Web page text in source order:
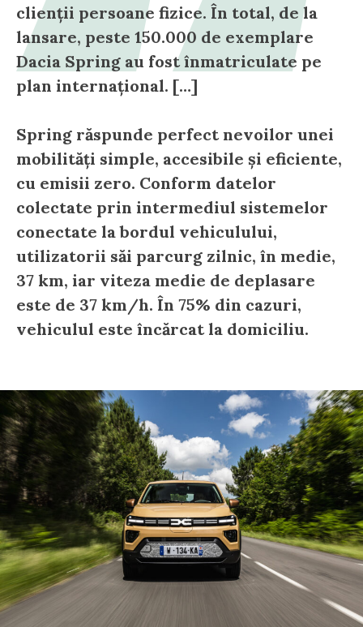
clienții persoane fizice. În total, de la
lansare, peste 150.000 de exemplare
Dacia Spring au fost înmatriculate pe
plan internațional. […]
Spring răspunde perfect nevoilor unei
mobilități simple, accesibile și eficiente,
cu emisii zero. Conform datelor
colectate prin intermediul sistemelor
conectate la bordul vehiculului,
utilizatorii săi parcurg zilnic, în medie,
37 km, iar viteza medie de deplasare
este de 37 km/h. În 75% din cazuri,
vehiculul este încărcat la domiciliu.